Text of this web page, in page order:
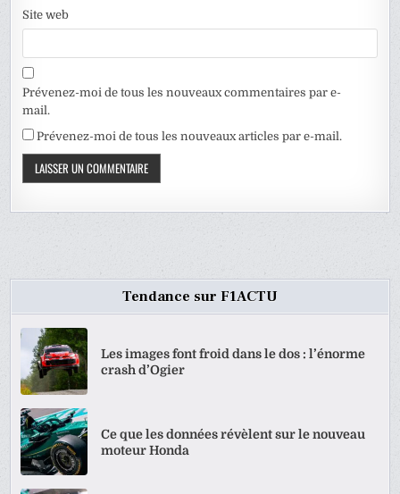
Site web
Prévenez-moi de tous les nouveaux commentaires par e-
mail.
Prévenez-moi de tous les nouveaux articles par e-mail.
Tendance sur F1ACTU
Les images font froid dans le dos : l’énorme
crash d’Ogier
Ce que les données révèlent sur le nouveau
moteur Honda